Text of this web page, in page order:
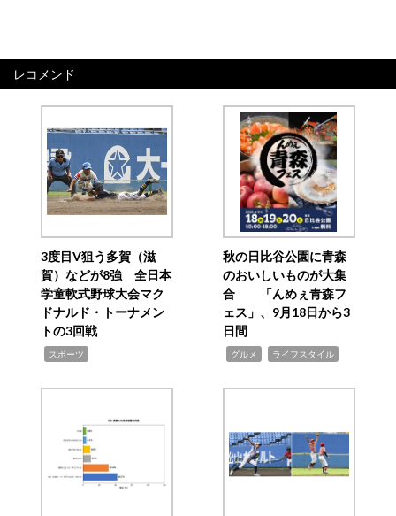
レコメンド
3度目V狙う多賀（滋
賀）などが8強 全日本
学童軟式野球大会マク
ドナルド・トーナメン
トの3回戦
スポーツ
秋の日比谷公園に青森
のおいしいものが大集
合 「んめぇ青森フ
ェス」、9月18日から3
日間
グルメ ライフスタイル